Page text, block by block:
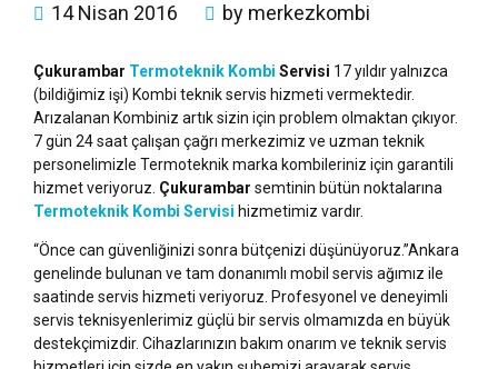
14 Nisan 2016 by merkezkombi
Çukurambar Termoteknik Kombi Servisi 17 yıldır yalnızca
(bildiğimiz işi) Kombi teknik servis hizmeti vermektedir.
Arızalanan Kombiniz artık sizin için problem olmaktan çıkıyor.
7 gün 24 saat çalışan çağrı merkezimiz ve uzman teknik
personelimizle Termoteknik marka kombileriniz için garantili
hizmet veriyoruz. Çukurambar semtinin bütün noktalarına
Termoteknik Kombi Servisi hizmetimiz vardır.
“Önce can güvenliğinizi sonra bütçenizi düşünüyoruz.”Ankara
genelinde bulunan ve tam donanımlı mobil servis ağımız ile
saatinde servis hizmeti veriyoruz. Profesyonel ve deneyimli
servis teknisyenlerimiz güçlü bir servis olmamızda en büyük
destekçimizdir. Cihazlarınızın bakım onarım ve teknik servis